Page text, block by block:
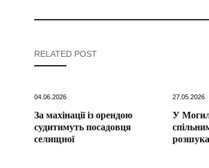
RELATED POST
04.06.2026
За махінації із орендою
судитимуть посадовця
селищної
27.05.2026
У